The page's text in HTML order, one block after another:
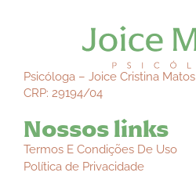
Psicóloga – Joice Cristina Matos
CRP: 29194/04
Nossos links
Termos E Condições De Uso
Política de Privacidade